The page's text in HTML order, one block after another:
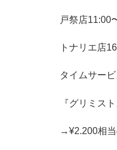
戸祭店11:00
トナリエ店
タイムサー
『グリミス
→¥2.200相